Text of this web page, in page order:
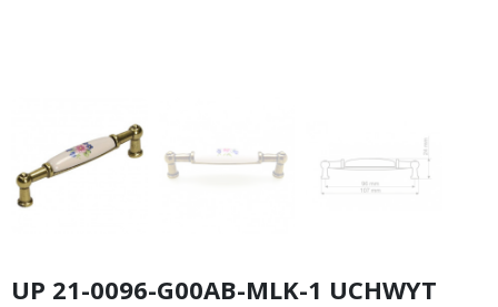
UP 21-0096-G00AB-MLK-1 UCHWYT